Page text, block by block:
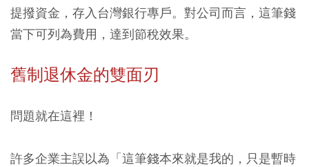
提撥資金，存入台灣銀行專戶。對公司而言，這筆錢
當下可列為費用，達到節稅效果。
舊制退休金的雙面刃
問題就在這裡！
許多企業主誤以為「這筆錢本來就是我的，只是暫時